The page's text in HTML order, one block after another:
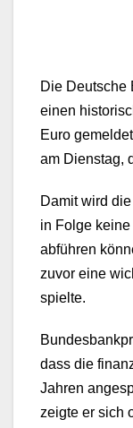
Die Deutsche
einen
Euro
am Dienstag,
Damit wird
in Folge
abführen
zuvor eine
spielte.
dass die
Jahren
zeigte er sich